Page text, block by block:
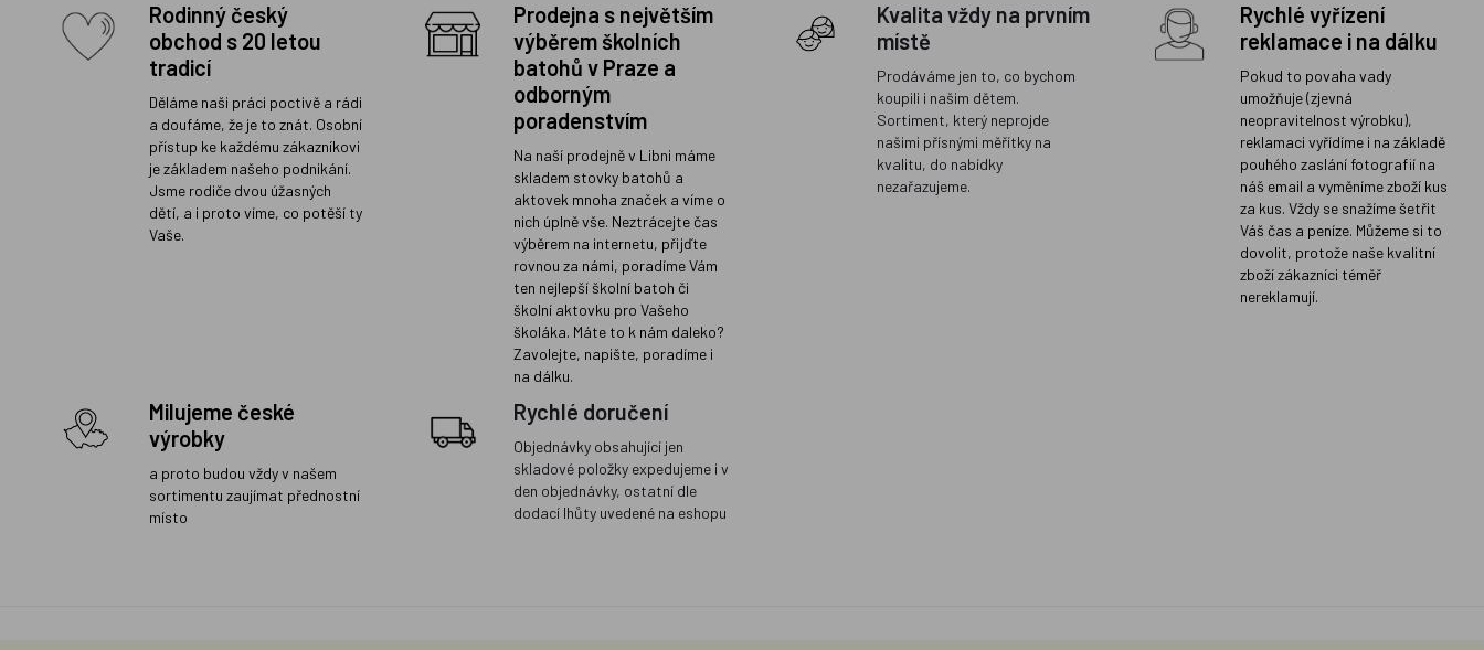
Rodinný český
obchod s 20 letou
tradicí
Děláme naši práci poctivě a rádi
a doufáme, že je to znát. Osobní
přístup ke každému zákazníkovi
je základem našeho podnikání.
Jsme rodiče dvou úžasných
dětí, a i proto víme, co potěší ty
Vaše.
Prodejna s největším
výběrem školních
batohů v Praze a
odborným
poradenstvím
Na naší prodejně v Libni máme
skladem stovky batohů a
aktovek mnoha značek a víme o
nich úplně vše. Neztrácejte čas
výběrem na internetu, přijďte
rovnou za námi, poradíme Vám
ten nejlepší školní batoh či
školní aktovku pro Vašeho
školáka. Máte to k nám daleko?
Zavolejte, napište, poradíme i
na dálku.
Kvalita vždy na prvním
místě
Prodáváme jen to, co bychom
koupili i našim dětem.
Sortiment, který neprojde
našimi přísnými měřítky na
kvalitu, do nabídky
nezařazujeme.
Rychlé vyřízení
reklamace i na dálku
Pokud to povaha vady
umožňuje (zjevná
neopravitelnost výrobku),
reklamaci vyřídíme i na základě
pouhého zaslání fotografií na
náš email a vyměníme zboží kus
za kus. Vždy se snažíme šetřit
Váš čas a peníze. Můžeme si to
dovolit, protože naše kvalitní
zboží zákazníci téměř
nereklamují.
Milujeme české
výrobky
a proto budou vždy v našem
sortimentu zaujímat přednostní
místo
Rychlé doručení
Objednávky obsahující jen
skladové položky expedujeme i v
den objednávky, ostatní dle
dodací lhůty uvedené na eshopu